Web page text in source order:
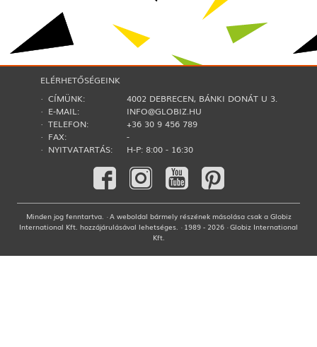
ELÉRHETŐSÉGEINK
· CÍMÜNK:
4002 DEBRECEN, BÁNKI DONÁT U 3.
· E-MAIL:
INFO@GLOBIZ.HU
· TELEFON:
+36 30 9 456 789
· FAX:
-
· NYITVATARTÁS:
H-P: 8:00 - 16:30
Minden jog fenntartva. · A weboldal bármely részének másolása csak a Globiz
International Kft. hozzájárulásával lehetséges. · 1989 - 2026 · Globiz International
Kft.